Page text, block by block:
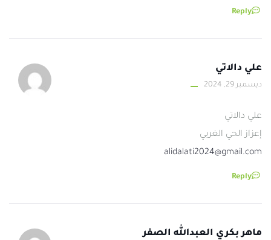
Reply
علي دالاتي
ديسمبر 29, 2024
علي دالاتي
إعزاز الحي الغربي
alidalati2024@gmail.com
Reply
ماهر بكري العبدالله الصفر